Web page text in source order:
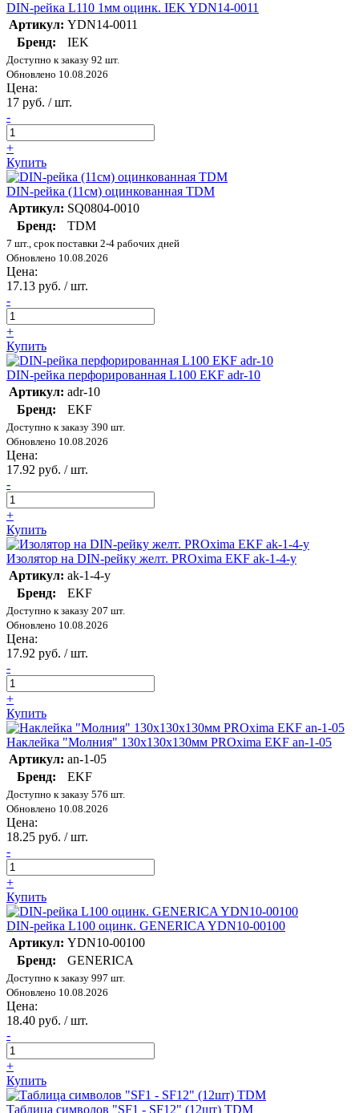
DIN-рейка L110 1мм оцинк. IEK YDN14-0011
Артикул: YDN14-0011
Бренд:
IEK
Доступно к заказу 92 шт.
Обновлено 10.08.2026
Цена:
17 руб. / шт.
-
+
Купить
DIN-рейка (11см) оцинкованная TDM
Артикул: SQ0804-0010
Бренд:
TDM
7 шт., срок поставки 2-4 рабочих дней
Обновлено 10.08.2026
Цена:
17.13 руб. / шт.
-
+
Купить
DIN-рейка перфорированная L100 EKF adr-10
Артикул: adr-10
Бренд:
EKF
Доступно к заказу 390 шт.
Обновлено 10.08.2026
Цена:
17.92 руб. / шт.
-
+
Купить
Изолятор на DIN-рейку желт. PROxima EKF ak-1-4-y
Артикул: ak-1-4-y
Бренд:
EKF
Доступно к заказу 207 шт.
Обновлено 10.08.2026
Цена:
17.92 руб. / шт.
-
+
Купить
Наклейка "Молния" 130х130х130мм PROxima EKF an-1-05
Артикул: an-1-05
Бренд:
EKF
Доступно к заказу 576 шт.
Обновлено 10.08.2026
Цена:
18.25 руб. / шт.
-
+
Купить
DIN-рейка L100 оцинк. GENERICA YDN10-00100
Артикул: YDN10-00100
Бренд:
GENERICA
Доступно к заказу 997 шт.
Обновлено 10.08.2026
Цена:
18.40 руб. / шт.
-
+
Купить
Таблица символов "SF1 - SF12" (12шт) TDM